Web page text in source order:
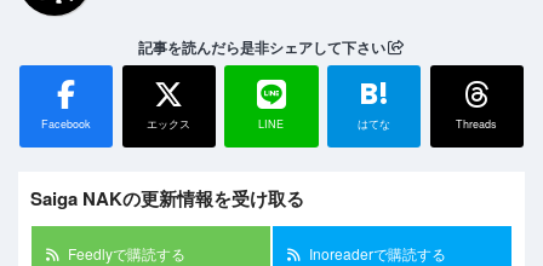
記事を読んだら是非シェアして下さい
Facebook エックス LINE
B!
はてな Threads
Saiga NAKの更新情報を受け取る
Feedlyで購読する Inoreaderで購読する